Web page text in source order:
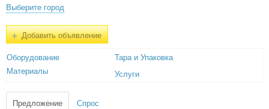
Выберите город
+Добавить объявление
Оборудование
Материалы
Тара и Упаковка
Услуги
Предложение Спрос